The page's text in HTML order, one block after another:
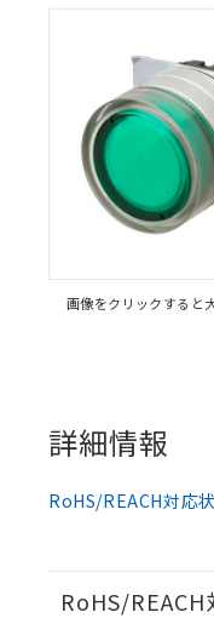
画像をクリックすると
詳細情報
RoHS/REACH対応
RoHS/